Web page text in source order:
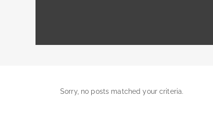
Sorry, no posts matched your criteria.